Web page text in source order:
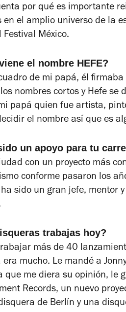
por qué es importante
en el amplio universo de la
Festival México.
el nombre HEFE?
de mi papá, él firmaba
nombres cortos y Hefe se
papá quien fue artista,
el nombre así que es
un apoyo para tu
con un proyecto más
conforme pasaron los
sido un gran jefe, mentor
trabajas hoy?
más de 40
era mucho. Le mandé a
que me diera su opinión, le
Records, un nuevo
de Berlín y una